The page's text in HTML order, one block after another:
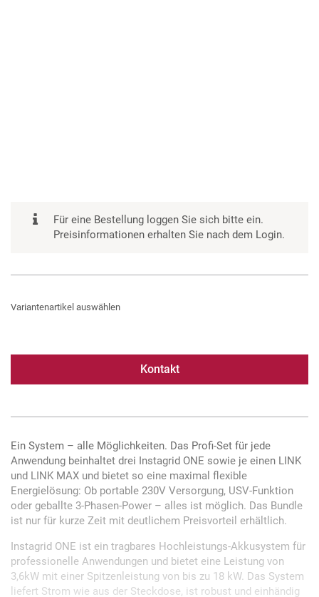
Für eine Bestellung loggen Sie sich bitte ein.
Preisinformationen erhalten Sie nach dem Login.
Variantenartikel auswählen
Kontakt
Ein System – alle Möglichkeiten. Das Profi-Set für jede
Anwendung beinhaltet drei Instagrid ONE sowie je einen LINK
und LINK MAX und bietet so eine maximal flexible
Energielösung: Ob portable 230V Versorgung, USV-Funktion
oder geballte 3-Phasen-Power – alles ist möglich. Das Bundle
ist nur für kurze Zeit mit deutlichem Preisvorteil erhältlich.
Instagrid ONE ist ein tragbares Hochleistungs-Akkusystem für
professionelle Anwendungen und bietet eine Leistung von
3,6kW mit einer Spitzenleistung von bis zu 18 kW. Das System
liefert Strom wie aus der Steckdose, ist robust und einhändig